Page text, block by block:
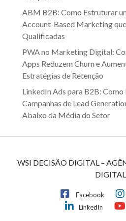
ABM B2B: Como Estruturar
Account-Based Marketing
Qualificadas
PWA no Marketing Digital:
Apps Reduzem Churn e
Estratégias de Retenção
LinkedIn Ads para B2B:
Campanhas de Lead
Abaixo da Média do Setor
WSI DECISÃO DIGITAL –
DIGITAL
Facebook
LinkedIn